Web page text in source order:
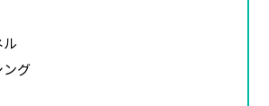
ング